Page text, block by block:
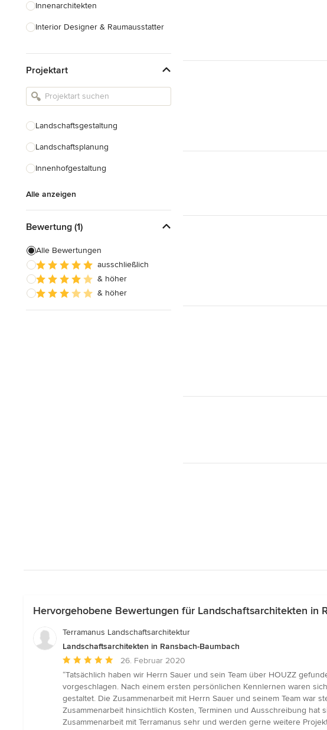
Innenarchitekten
Interior Designer & Raumausstatter
Landschaftsarchitekten
Armaturen & Sanitärbedarf
Einbauschränke
Projektart
Landschaftsgestaltung
Landschaftsplanung
Innenhofgestaltung
Alle anzeigen
Bewertung (1)
Alle Bewertungen
ausschließlich
& höher
& höher
Hervorgehobene Bewertungen für Landschaftsarchitekten in
Terramanus Landschaftsarchitektur
Landschaftsarchitekten in Ransbach-Baumbach
Durchschnittliche
Bewertung:
5
von
5
Sternen
26. Februar 2020
“Tatsächlich haben wir Herrn Sauer und sein Team über HOUZZ
vorgeschlagen. Nach einem ersten persönlichen Kennlernen waren
gestaltet. Die Zusammenarbeit mit Herrn Sauer und seinem Team
Zusammenarbeit hinsichtlich Kosten, Terminen und Ausschreibung
Zusammenarbeit mit Terramanus sehr und werden gerne weitere